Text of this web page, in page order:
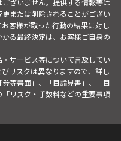
ざいません。提供する情報等は
または削除されることがござい
客様が取った行動の結果に対し
る最終決定は、お客様ご自身の
サービス等について言及してい
リスクは異なりますので、詳し
等書面」、「目論見書」、「目
「リスク・手数料などの重要事項